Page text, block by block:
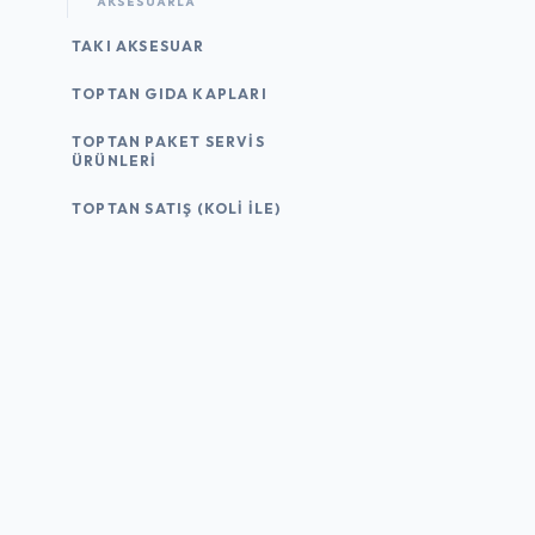
TAKI AKSESUAR
TOPTAN GIDA KAPLARI
TOPTAN PAKET SERVIS
ÜRÜNLERI
TOPTAN SATIŞ (KOLI İLE)